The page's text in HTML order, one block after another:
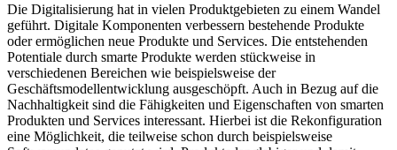
Die Digitalisierung hat in vielen Produktgebieten zu einem Wandel
geführt. Digitale Komponenten verbessern bestehende Produkte
oder ermöglichen neue Produkte und Services. Die entstehenden
Potentiale durch smarte Produkte werden stückweise in
verschiedenen Bereichen wie beispielsweise der
Geschäftsmodellentwicklung ausgeschöpft. Auch in Bezug auf die
Nachhaltigkeit sind die Fähigkeiten und Eigenschaften von smarten
Produkten und Services interessant. Hierbei ist die Rekonfiguration
eine Möglichkeit, die teilweise schon durch beispielsweise